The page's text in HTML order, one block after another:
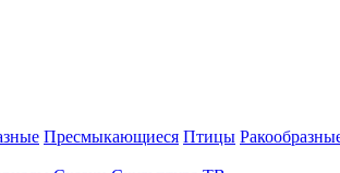
Пресмыкающиеся Птицы